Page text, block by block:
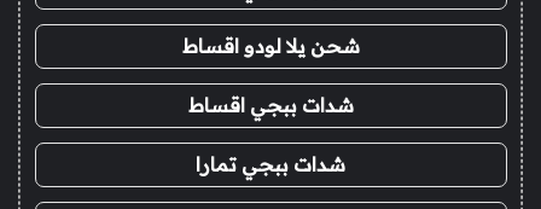
شحن يلا لودو اقساط
شدات ببجي اقساط
شدات ببجي تمارا